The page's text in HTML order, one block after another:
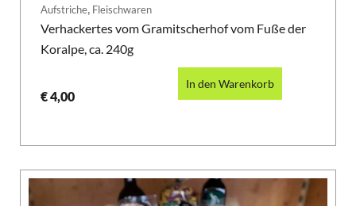
Aufstriche, Fleischwaren
Verhackertes vom Gramitscherhof vom Fuße der
Koralpe, ca. 240g
€4,00
In den Warenkorb